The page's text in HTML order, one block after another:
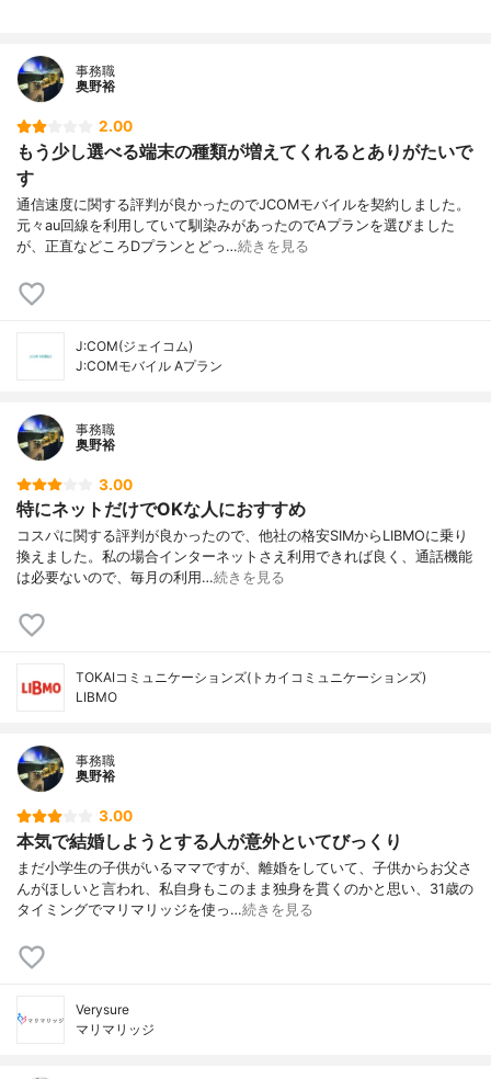
事務職
奥野裕
2.00
もう少し選べる端末の種類が増えてくれるとありがたいで
す
通信速度に関する評判が良かったのでJCOMモバイルを契約しました。
元々au回線を利用していて馴染みがあったのでAプランを選びました
が、正直などころDプランとどっ…続きを見る
J:COM(ジェイコム)
J:COMモバイル Aプラン
事務職
奥野裕
3.00
特にネットだけでOKな人におすすめ
コスパに関する評判が良かったので、他社の格安SIMからLIBMOに乗り
換えました。私の場合インターネットさえ利用できれば良く、通話機能
は必要ないので、毎月の利用…続きを見る
TOKAIコミュニケーションズ(トカイコミュニケーションズ)
LIBMO
事務職
奥野裕
3.00
本気で結婚しようとする人が意外といてびっくり
まだ小学生の子供がいるママですが、離婚をしていて、子供からお父さ
んがほしいと言われ、私自身もこのまま独身を貫くのかと思い、31歳の
タイミングでマリマリッジを使っ…続きを見る
Verysure
マリマリッジ